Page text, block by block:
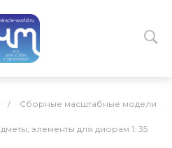
/
Сборные масштабные модели
элементы для диорам 1: 35